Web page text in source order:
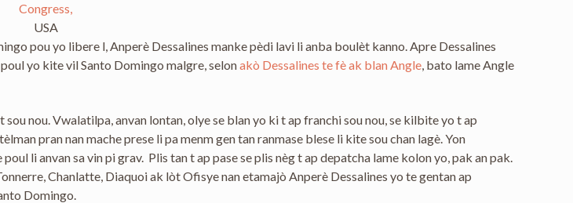
Congress,
USA
pou yo libere l, Anperè Dessalines manke pèdi lavi li anba boulèt kanno. Apre Dessalines
yo kite vil Santo Domingo malgre, selonakò Dessalines te fè ak blan Angle, bato lame Angle
nou. Vwalatilpa, anvan lontan, olye se blan yo ki t ap franchi sou nou, se kilbite yo t ap
pran nan mache prese li pa menm gen tan ranmase blese li kite sou chan lagè. Yon
li anvan sa vin pi grav. Plis tan t ap pase se plis nèg t ap depatcha lame kolon yo, pak an pak.
Chanlatte, Diaquoi ak lòt Ofisye nan etamajò Anperè Dessalines yo te gentan ap
Domingo.